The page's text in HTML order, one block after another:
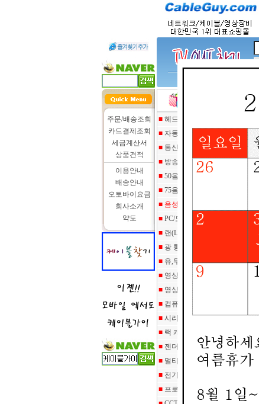
주문/배송조회
카드결제조회
세금계산서
상품견적
이용안내
배송안내
오토바이요금
회사소개
약도
■ 헤드폰 케이블및 젠더
■ 자동차/자전거 주변기기
■ 통신/데이타 케이블
■ 방송용 영상/음성 케이블
■ 50옴 계측/통신 케이블
■ 75옴 영상케이블
■ 음성 케이블
■ PC/모바일 관련케이블
■ 랜(Lan) 케이블/전화선 롤
■ 광 통신장비/광 케이블
■ 유,무선 네트웍/UPS,AVR
■ 영상/음성 케이블
■ 영상/음성 기기
■ 컴퓨터주변기기
■ 시리얼 통신장비
■ 랙 캐비넷/랜툴/자재/공구
■ 젠더/커넥터/부트/보호캡
■ 멀티탭/악세사리/소모품
■ 전기관련용품/케이블
■ 프로젝터/스크린